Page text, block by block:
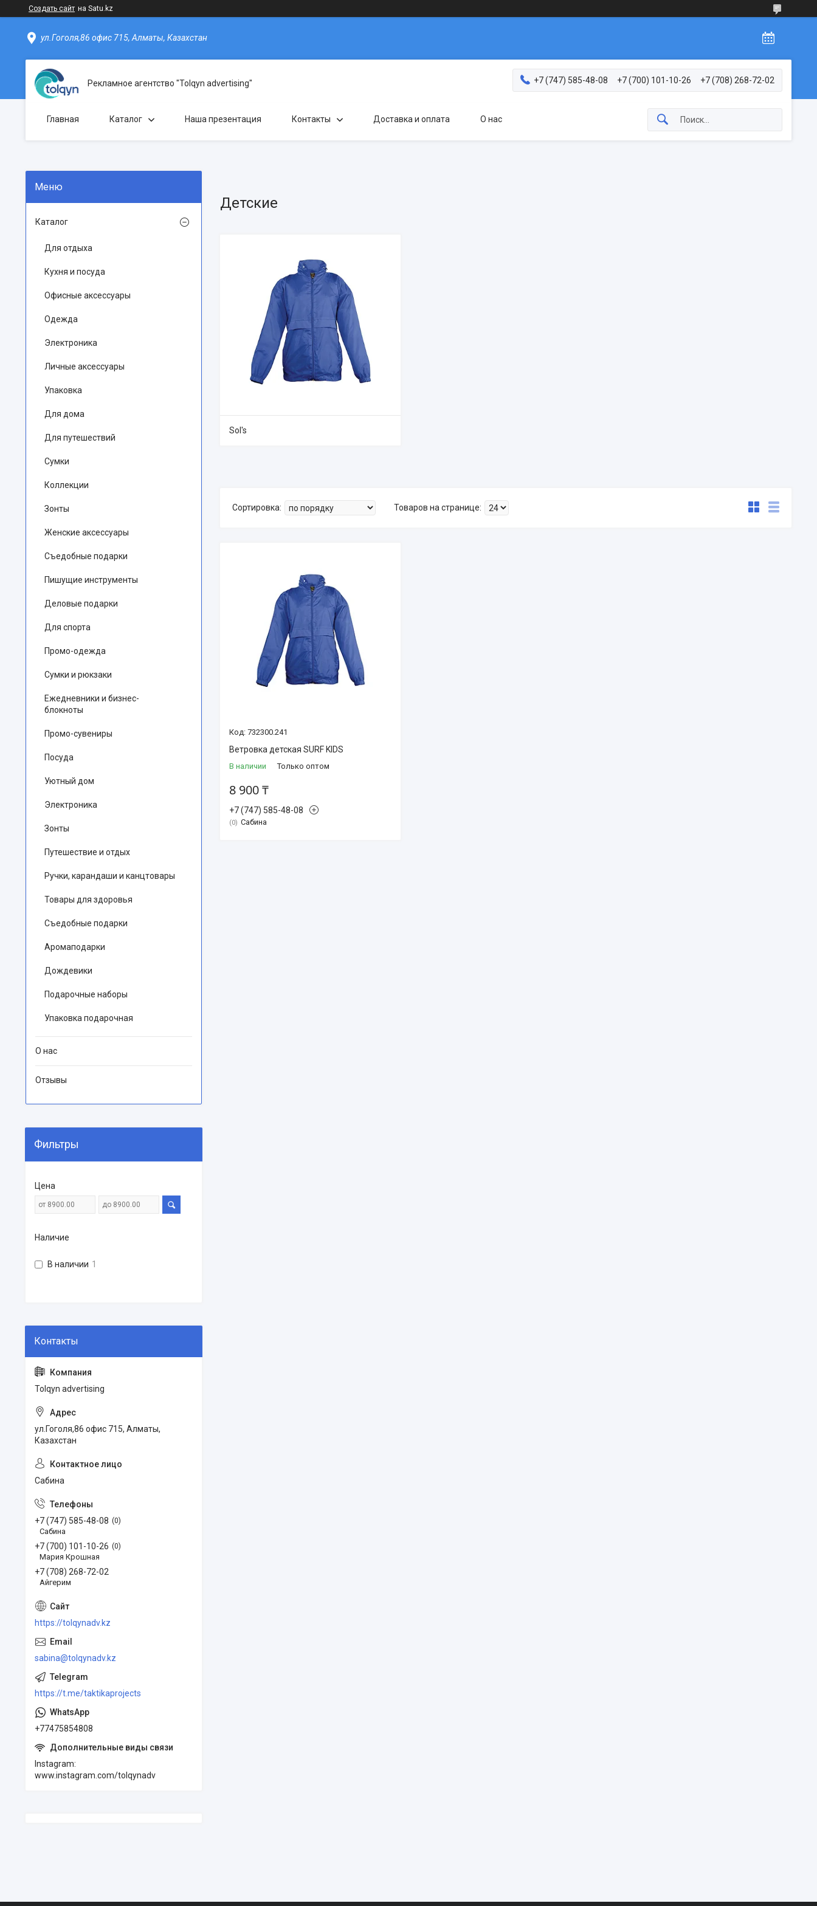
Создать сайт на Satu.kz
ул.Гоголя,86 офис 715, Алматы, Казахстан
Рекламное агентство "Tolqyn advertising" +7 (747) 585-48-08 +7 (700) 101-10-26 +7 (708) 268-72-02
Главная Каталог Наша презентация Контакты Доставка и оплата О нас
Детские
Sol's
732300.241
Ветровка детская SURF KIDS
В наличии Только оптом
8 900 ₸
+7 (747) 585-48-08
0 Сабина
Каталог
Для отдыха
Кухня и посуда
Офисные аксессуары
Одежда
Электроника
Личные аксессуары
Упаковка
Для дома
Для путешествий
Сумки
Коллекции
Зонты
Женские аксессуары
Съедобные подарки
Пишущие инструменты
Деловые подарки
Для спорта
Промо-одежда
Сумки и рюкзаки
Ежедневники и бизнес-
блокноты
Промо-сувениры
Посуда
Уютный дом
Электроника
Зонты
Путешествие и отдых
Ручки, карандаши и канцтовары
Товары для здоровья
Съедобные подарки
Аромаподарки
Дождевики
Подарочные наборы
Упаковка подарочная
О нас
Отзывы
Фильтры
Цена
Наличие
В наличии 1
Tolqyn advertising
ул.Гоголя,86 офис 715, Алматы,
Казахстан
Сабина
+7 (747) 585-48-08 0
Сабина
+7 (700) 101-10-26 0
Мария Крошная
+7 (708) 268-72-02
Айгерим
https://tolqynadv.kz
sabina@tolqynadv.kz
https://t.me/taktikaprojects
+77475854808
Instagram
www.instagram.com/tolqynadv